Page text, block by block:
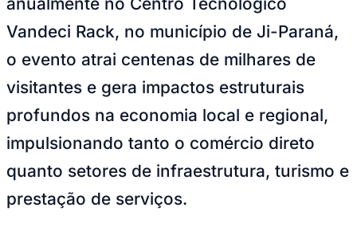
o evento atrai centenas de milhares de
visitantes e gera impactos estruturais
profundos na economia local e regional,
impulsionando tanto o comércio direto
quanto setores de infraestrutura, turismo e
prestação de serviços.